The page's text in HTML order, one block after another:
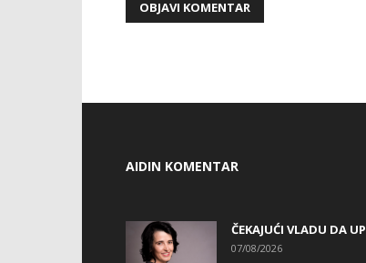
AIDIN KOMENTAR
ČEKAJUĆI VLADU DA
07/08/2026